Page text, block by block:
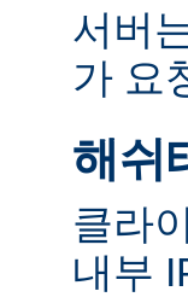
서버
가 요
해쉬
클라
내부